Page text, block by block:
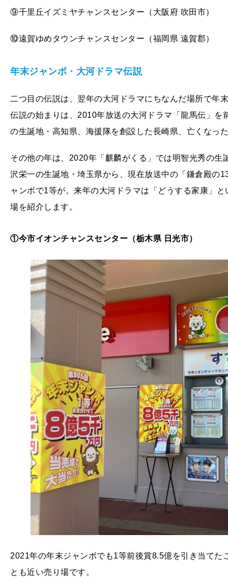
⑨千里丘イズミヤチャンスセンター（大阪府 吹田市）
⑩遠賀ゆめタウンチャンスセンター（福岡県 遠賀郡）
年末ジャンボ・大河ドラマ伝説
二つ目の伝説は、翌年の大河ドラマにちなんだ場所で年
伝説の始まりは、2010年放送の大河ドラマ「龍馬伝」
の生誕地・高知県、海援隊を創設した長崎県、亡くなっ
その他の年は、2020年「麒麟がくる」では明智光秀の
沢栄一の生誕地・埼玉県から、現在放送中の「鎌倉殿の
ャンボで1等が。来年の大河ドラマは「どうする家康」
場を紹介します。
①今市イオンチャンスセンター（栃木県 日光市）
2021年の年末ジャンボでも1等前後賞8.5億を引き当て
とも近い売り場です。